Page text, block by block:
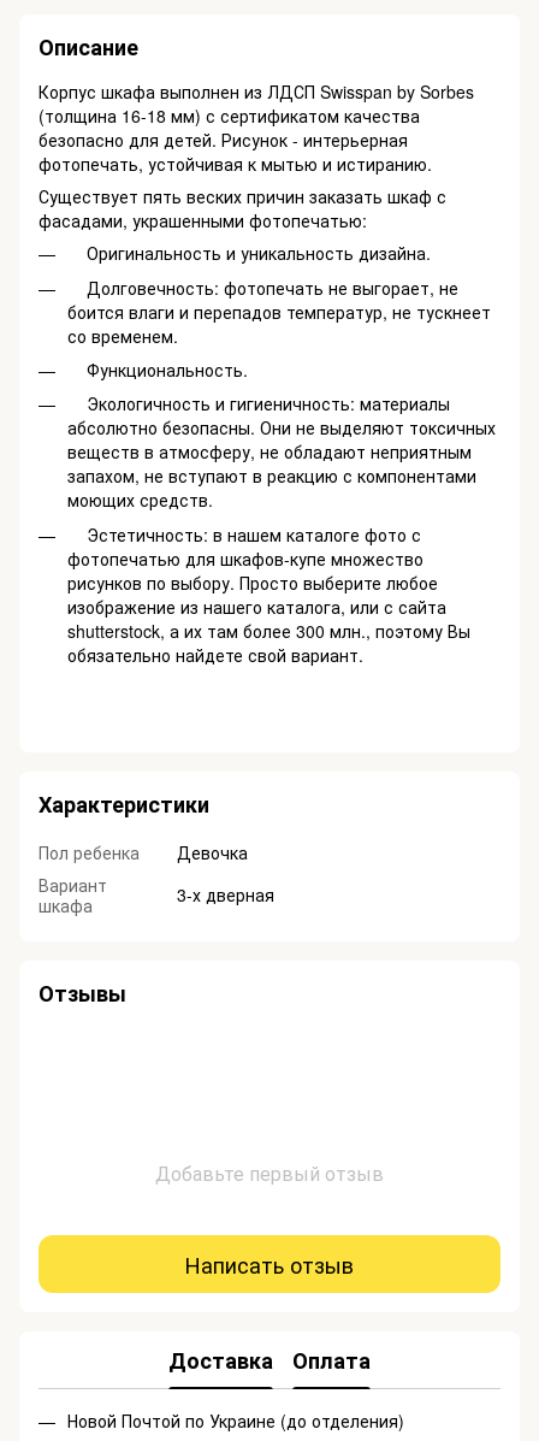
Описание
Корпус шкафа выполнен из ЛДСП Swisspan by Sorbes
(толщина 16-18 мм) с сертификатом качества
безопасно для детей. Рисунок - интерьерная
фотопечать, устойчивая к мытью и истиранию.
Существует пять веских причин заказать шкаф с
фасадами, украшенными фотопечатью:
Оригинальность и уникальность дизайна.
Долговечность: фотопечать не выгорает, не
боится влаги и перепадов температур, не тускнеет
со временем.
Функциональность.
Экологичность и гигиеничность: материалы
абсолютно безопасны. Они не выделяют токсичных
веществ в атмосферу, не обладают неприятным
запахом, не вступают в реакцию с компонентами
моющих средств.
Эстетичность: в нашем каталоге фото с
фотопечатью для шкафов-купе множество
рисунков по выбору. Просто выберите любое
изображение из нашего каталога, или с сайта
shutterstock, а их там более 300 млн., поэтому Вы
обязательно найдете свой вариант.
Характеристики
Пол ребенка
Девочка
Вариант
шкафа
3-х дверная
Отзывы
Добавьте первый отзыв
Написать отзыв
Доставка Оплата
Новой Почтой по Украине (до отделения)